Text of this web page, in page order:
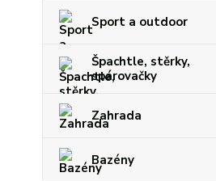
Sport a outdoor
Špachtle, stěrky,
spárovačky
Zahrada
Bazény